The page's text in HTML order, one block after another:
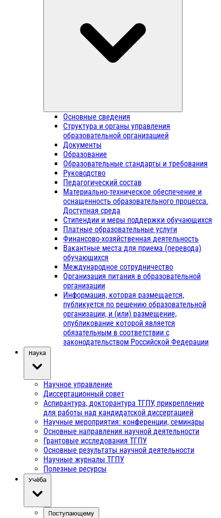
Основные сведения
Структура и органы управления
образовательной организацией
Документы
Образование
Образовательные стандарты и требования
Руководство
Педагогический состав
Материально-техническое обеспечение и
оснащенность образовательного процесса.
Доступная среда
Стипендии и меры поддержки обучающихся
Платные образовательные услуги
Финансово-хозяйственная деятельность
Вакантные места для приема (перевода)
обучающихся
Международное сотрудничество
Организация питания в образовательной
организации
Информация, которая размещается,
публикуется по решению образовательной
организации, и (или) размещение,
опубликование которой является
обязательным в соответствии с
законодательством Российской Федерации
Наука
Научное управление
Диссертационный совет
Аспирантура, докторантура ТГПУ, прикрепление
для работы над кандидатской диссертацией
Научные мероприятия: конференции, семинары
Основные направления научной деятельности
Грантовые исследования ТГПУ
Основные результаты научной деятельности
Научные журналы ТГПУ
Полезные ресурсы
Учёба
Поступающему